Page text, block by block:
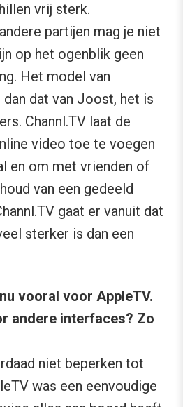
vrij sterk.
partijen mag je niet
op het ogenblik geen
Het model van
dan dat van Joost, het is
Channl.TV laat de
video toe te voegen
en om met vrienden of
van een gedeeld
gaat er vanuit dat
sterker is dan een
vooral voor AppleTV.
andere interfaces? Zo
niet beperken tot
was een eenvoudige